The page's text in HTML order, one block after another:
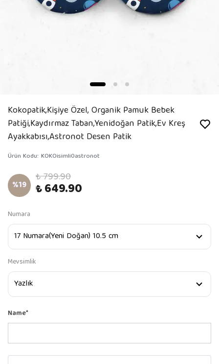
Kokopatik,Kişiye Özel, Organik Pamuk Bebek
Patiği,Kaydırmaz Taban,Yenidoğan Patik,Ev Kreş
Ayakkabısı,Astronot Desen Patik
Ürün Kodu: KOKOisimli0astronot
%19 ₺ 799.90
₺ 649.90
Numara
Mevsimlik
Name*